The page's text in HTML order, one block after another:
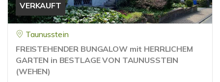
VERKAUFT
Taunusstein
FREISTEHENDER BUNGALOW mit HERRLICHEM
GARTEN in BESTLAGE VON TAUNUSSTEIN
(WEHEN)